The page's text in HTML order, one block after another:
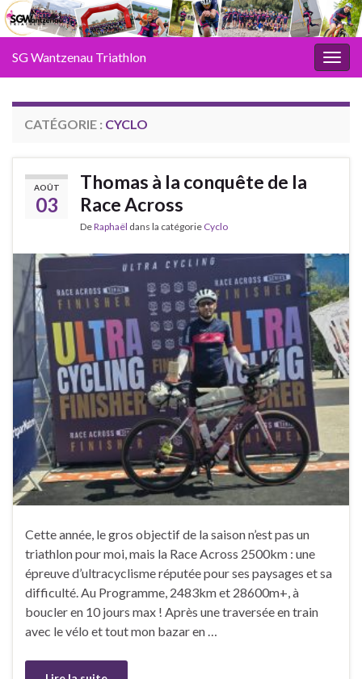
SG Wantzenau Triathlon
CATÉGORIE : CYCLO
AOÛT
03
Thomas à la conquête de la
Race Across
DeRaphaël dans la catégorie Cyclo
Cette année, le gros objectif de la saison n’est pas un
triathlon pour moi, mais la Race Across 2500km : une
épreuve d’ultracyclisme réputée pour ses paysages et sa
difficulté. Au Programme, 2483km et 28600m+, à
boucler en 10 jours max ! Après une traversée en train
avec le vélo et tout mon bazar en …